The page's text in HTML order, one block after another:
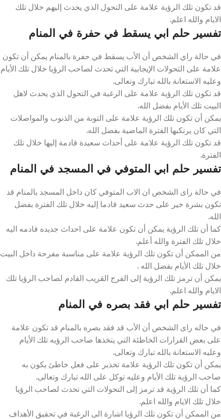
قد تكون تلك الرؤية علامة على التحول الذي يحدث إليهم خلال تلك
الايام والله اعلم.
تفسير حلم ابي يسقط في حفرة في المنام
في حالة راي الشخص أن الأب يسقط في حفرة بالمنام يمكن أن تكون
علامة على التحولات الإيجابية التي تحدث لصاحب الرؤيا خلال تلك الأيام
وعليه الاستعانة بالله تبارك وتعالى.
قد تكون تلك الرؤية علامة على الرغبة في التحول الذي يحدث لاهل
البيت تلك الأيام بفضل الله.
يمكن أن تكون تلك الرؤية علامة على التوبة من الذنوب والمواصلات
التي كان يرتكبها الفترة الماضية بفضل الله.
قد تكون تلك الرؤية علامة على أحداث سعيدة قادمة إليها خلال تلك
الفترة.
تفسير حلم ابي المتوفي في المسجد في المنام
في حالة راى الشخص ان الاب المتوفي كان داخل المسجد بالمنام قد
تكون بشرة خير على حدث سعيد قادما إليه خلال تلك الفترة بفضل
الله.
كما أن تلك الرؤية يمكن أن تكون علامة على احداث جديده قادمه اليه
خلال تلك الفترة والله أعلم.
من الممكن أن تكون تلك الرؤية علامة على مناسبة مفرحة داخل البيت
خلال تلك الأيام بفضل الله .
يمكن أن ترمز تلك الرؤية إلى الفرج القريب القادم لصاحب الرؤيا تلك
الايام والله اعلم.
تفسير حلم ابي فقد بصره في المنام
في حاله راى الشخص أن الأب قد فقد بصره بالمنام قد تكون علامة
على بعض القرارات الخاطئة التي يتخذها صاحب الرؤيه تلك الأيام
وعليه الاستعانة بالله تبارك وتعالى.
يمكن أن تكون تلك الرؤية علامة تحذير على فعل خاطئ يكون به
صاحب الرؤية تلك الأيام وعليه توكل على الله تبارك وتعالى.
كما أن تلك الرؤية قد ترمز إلى التحولات التي تحدث لصاحب الرؤيا
خلال تلك الايام والله اعلم.
من الممكن أن تكون تلك الرؤيا اشارة الى الرغبة في تحقيق الأهداف